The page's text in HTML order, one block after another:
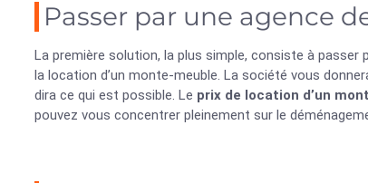
Passer par une agence
La première solution, la plus simple, consiste à
la location d’un monte-meuble. La société vous
dira ce qui est possible. Le prix de location d’un
pouvez vous concentrer pleinement sur le